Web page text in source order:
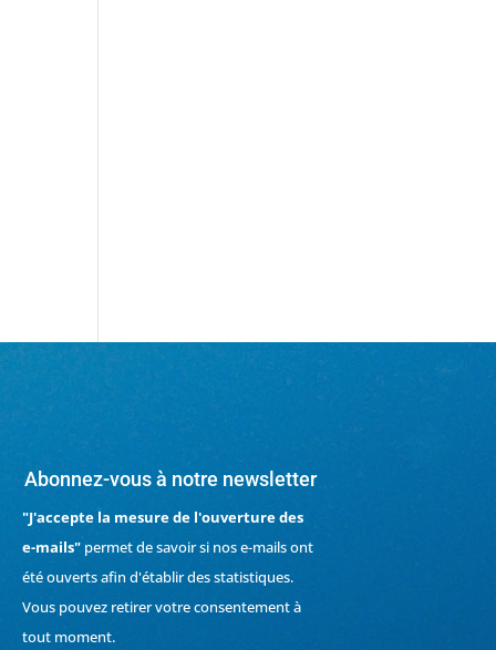
Abonnez-vous à notre newsletter
"J'accepte la mesure de l'ouverture des
e-mails"permet de savoir si nos e-mails ont
été ouverts afin d'établir des statistiques.
Vous pouvez retirer votre consentement à
tout moment.